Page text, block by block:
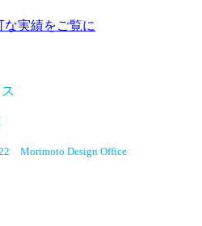
な実績をご覧に
Morimoto Design Office